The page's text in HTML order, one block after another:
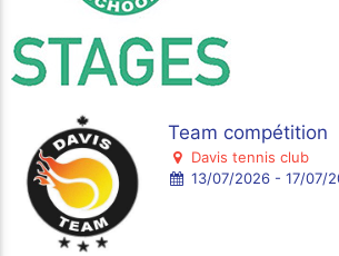
Team compétition
Davis tennis club
13/07/2026 - 17/07/